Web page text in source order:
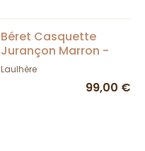
Béret Casquette
Jurançon Marron -
Laulhère
Laulhère
99,00 €